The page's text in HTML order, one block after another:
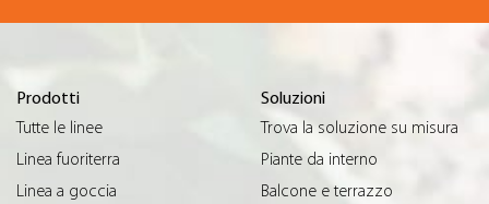
Prodotti
Tutte le linee
Linea fuoriterra
Linea a goccia
Soluzioni
Trova la soluzione su misura
Piante da interno
Balcone e terrazzo